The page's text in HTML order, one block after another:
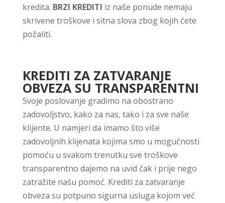
kredita. BRZI KREDITI iz naše ponude nemaju
skrivene troškove i sitna slova zbog kojih ćete
požaliti.
KREDITI ZA ZATVARANJE
OBVEZA SU TRANSPARENTNI
Svoje poslovanje gradimo na obostrano
zadovoljstvo, kako za nas, tako i za sve naše
klijente. U namjeri da imamo što više
zadovoljnih klijenata kojima smo u mogućnosti
pomoću u svakom trenutku sve troškove
transparentno dajemo na uvid čak i prije nego
zatražite našu pomoć. Krediti za zatvaranje
obveza su potpuno sigurna usluga kojom već